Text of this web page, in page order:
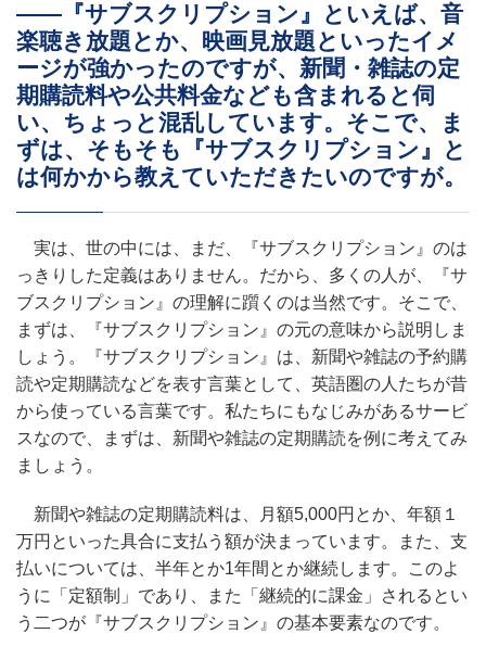
――『サブスクリプション』といえば、音
楽聴き放題とか、映画見放題といったイメ
ージが強かったのですが、新聞・雑誌の定
期購読料や公共料金なども含まれると伺
い、ちょっと混乱しています。そこで、ま
ずは、そもそも『サブスクリプション』と
は何かから教えていただきたいのですが。
実は、世の中には、まだ、『サブスクリプション』のは
っきりした定義はありません。だから、多くの人が、『サ
ブスクリプション』の理解に躓くのは当然です。そこで、
まずは、『サブスクリプション』の元の意味から説明しま
しょう。『サブスクリプション』は、新聞や雑誌の予約購
読や定期購読などを表す言葉として、英語圏の人たちが昔
から使っている言葉です。私たちにもなじみがあるサービ
スなので、まずは、新聞や雑誌の定期購読を例に考えてみ
ましょう。
新聞や雑誌の定期購読料は、月額5,000円とか、年額１
万円といった具合に支払う額が決まっています。また、支
払いについては、半年とか1年間とか継続します。このよ
うに「定額制」であり、また「継続的に課金」されるとい
う二つが『サブスクリプション』の基本要素なのです。